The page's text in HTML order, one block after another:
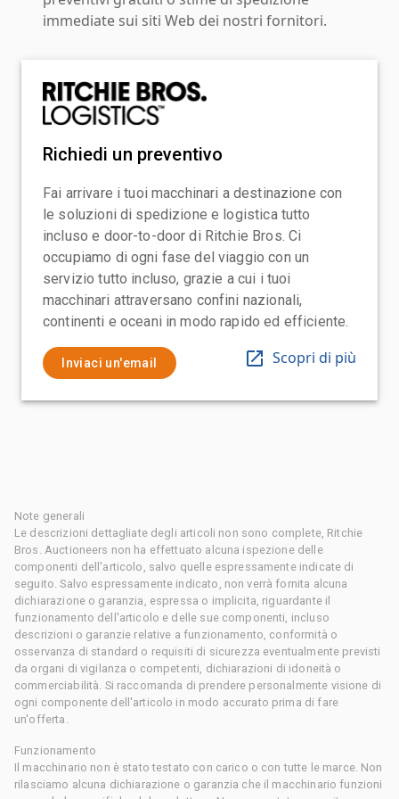
immediate sui siti Web dei nostri fornitori.
Richiedi un preventivo
Fai arrivare i tuoi macchinari a destinazione con
le soluzioni di spedizione e logistica tutto
incluso e door-to-door di Ritchie Bros. Ci
occupiamo di ogni fase del viaggio con un
servizio tutto incluso, grazie a cui i tuoi
macchinari attraversano confini nazionali,
continenti e oceani in modo rapido ed efficiente.
Inviaci un'email Scopri di più
Note generali
Le descrizioni dettagliate degli articoli non sono complete, Ritchie
Bros. Auctioneers non ha effettuato alcuna ispezione delle
componenti dell'articolo, salvo quelle espressamente indicate di
seguito. Salvo espressamente indicato, non verrà fornita alcuna
dichiarazione o garanzia, espressa o implicita, riguardante il
funzionamento dell'articolo e delle sue componenti, incluso
descrizioni o garanzie relative a funzionamento, conformità o
osservanza di standard o requisiti di sicurezza eventualmente previsti
da organi di vigilanza o competenti, dichiarazioni di idoneità o
commerciabilità. Si raccomanda di prendere personalmente visione di
ogni componente dell'articolo in modo accurato prima di fare
un'offerta.
Funzionamento
Il macchinario non è stato testato con carico o con tutte le marce. Non
rilasciamo alcuna dichiarazione o garanzia che il macchinario funzioni